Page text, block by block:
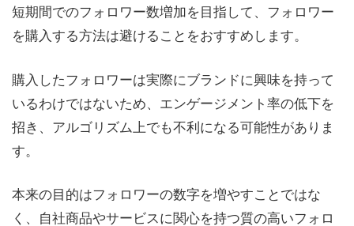
短期間でのフォロワー数増加を目指して、フォロワー
を購入する方法は避けることをおすすめします。
購入したフォロワーは実際にブランドに興味を持って
いるわけではないため、エンゲージメント率の低下を
招き、アルゴリズム上でも不利になる可能性がありま
す。
本来の目的はフォロワーの数字を増やすことではな
く、自社商品やサービスに関心を持つ質の高いフォロ